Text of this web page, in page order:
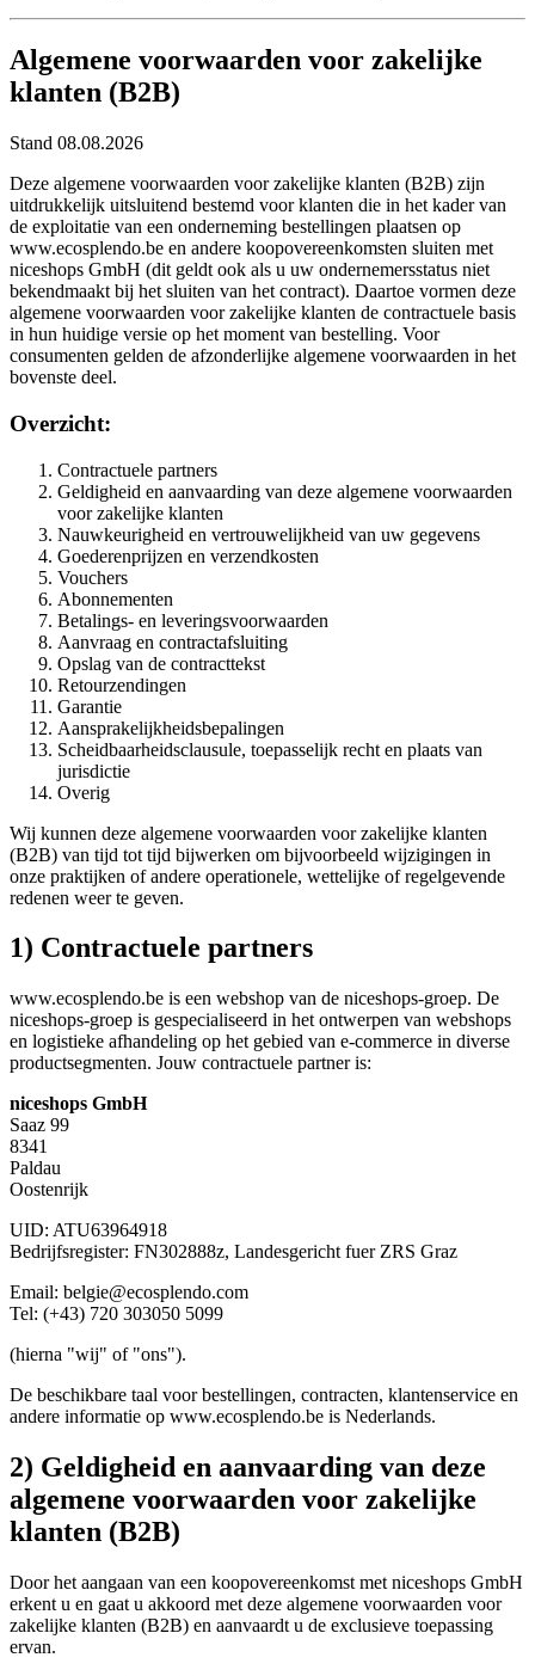
Algemene voorwaarden voor zakelijke
klanten (B2B)
Stand 08.08.2026
Deze algemene voorwaarden voor zakelijke klanten (B2B) zijn
uitdrukkelijk uitsluitend bestemd voor klanten die in het kader van
de exploitatie van een onderneming bestellingen plaatsen op
www.ecosplendo.be en andere koopovereenkomsten sluiten met
niceshops GmbH (dit geldt ook als u uw ondernemersstatus niet
bekendmaakt bij het sluiten van het contract). Daartoe vormen deze
algemene voorwaarden voor zakelijke klanten de contractuele basis
in hun huidige versie op het moment van bestelling. Voor
consumenten gelden de afzonderlijke algemene voorwaarden in het
bovenste deel.
Overzicht:
Contractuele partners
Geldigheid en aanvaarding van deze algemene voorwaarden
voor zakelijke klanten
Nauwkeurigheid en vertrouwelijkheid van uw gegevens
Goederenprijzen en verzendkosten
Vouchers
Abonnementen
Betalings- en leveringsvoorwaarden
Aanvraag en contractafsluiting
Opslag van de contracttekst
Retourzendingen
Garantie
Aansprakelijkheidsbepalingen
Scheidbaarheidsclausule, toepasselijk recht en plaats van
jurisdictie
Overig
Wij kunnen deze algemene voorwaarden voor zakelijke klanten
(B2B) van tijd tot tijd bijwerken om bijvoorbeeld wijzigingen in
onze praktijken of andere operationele, wettelijke of regelgevende
redenen weer te geven.
1) Contractuele partners
www.ecosplendo.be is een webshop van de niceshops-groep. De
niceshops-groep is gespecialiseerd in het ontwerpen van webshops
en logistieke afhandeling op het gebied van e-commerce in diverse
productsegmenten. Jouw contractuele partner is:
niceshops GmbH
Saaz 99
8341
Paldau
Oostenrijk
UID: ATU63964918
Bedrijfsregister: FN302888z, Landesgericht fuer ZRS Graz
Email: belgie@ecosplendo.com
Tel: (+43) 720 303050 5099
(hierna "wij" of "ons").
De beschikbare taal voor bestellingen, contracten, klantenservice en
andere informatie op www.ecosplendo.be is Nederlands.
2) Geldigheid en aanvaarding van deze
algemene voorwaarden voor zakelijke
klanten (B2B)
Door het aangaan van een koopovereenkomst met niceshops GmbH
erkent u en gaat u akkoord met deze algemene voorwaarden voor
zakelijke klanten (B2B) en aanvaardt u de exclusieve toepassing
ervan.